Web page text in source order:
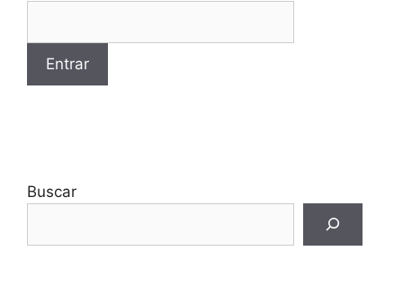
Buscar